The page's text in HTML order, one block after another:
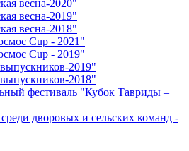
весна-2020"
весна-2019"
весна-2018"
Cup - 2021"
Cup - 2019"
2019"
2018"
фестиваль "Кубок Тавриды –
дворовых и сельских команд -